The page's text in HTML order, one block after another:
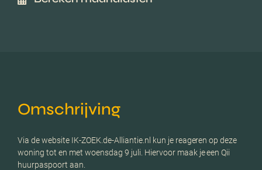
Omschrijving
Via de website IK-ZOEK.de-Alliantie.nl kun je reageren op deze
woning tot en met woensdag 9 juli. Hiervoor maak je een Qii
huurpaspoort aan.